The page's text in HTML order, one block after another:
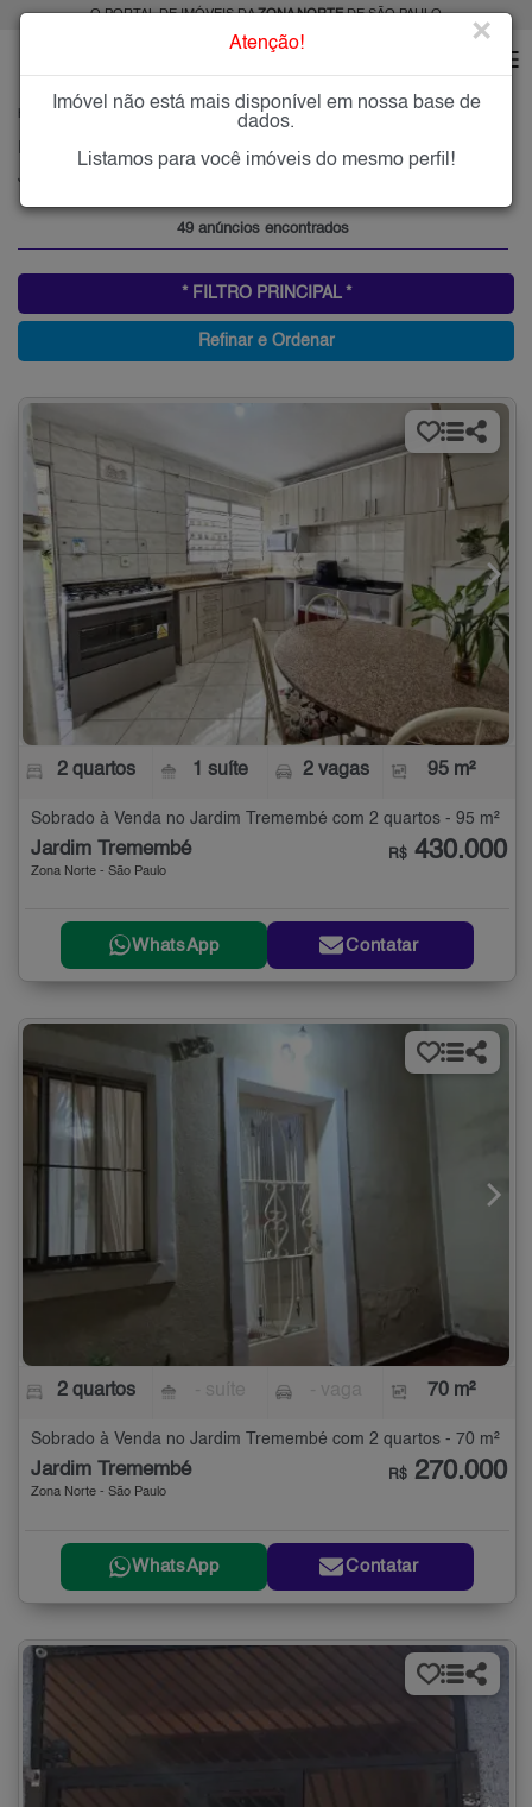
O PORTAL DE IMÓVEIS DAZONA NORTEDE SÃO PAULO
JARDIM TREMEMBÉ
Imóveis à Venda no Jardim Tremembé, Zona Norte de São Paulo
Jardim Tremembé, Zona Norte
49 anúncios encontrados
* FILTRO PRINCIPAL *
Refinar e Ordenar
2 quartos 1 suíte 2 vagas 95 m²
Sobrado à Venda no Jardim Tremembé com 2 quartos - 95 m²
Jardim Tremembé
Zona Norte - São Paulo
R$ 430.000
WhatsApp Contatar
2 quartos 70 m²
Sobrado à Venda no Jardim Tremembé com 2 quartos - 70 m²
Jardim Tremembé
Zona Norte - São Paulo
R$ 270.000
WhatsApp Contatar
Atenção! ×
Imóvel não está mais disponível em nossa base de
dados.
Listamos para você imóveis do mesmo perfil!